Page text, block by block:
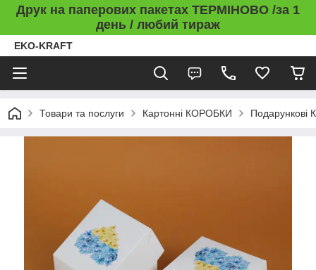
Друк на паперових пакетах ТЕРМІНОВО /за 1
день / любий тираж
EKO-KRAFT
Товари та послуги Картонні КОРОБКИ Подарункові